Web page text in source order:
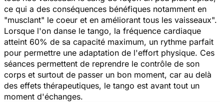
ce qui a des conséquences bénéfiques notamment en
"musclant" le coeur et en améliorant tous les vaisseaux".
Lorsque l'on danse le tango, la fréquence cardiaque
atteint 60% de sa capacité maximum, un rythme parfait
pour permettre une adaptation de l'effort physique. Ces
séances permettent de reprendre le contrôle de son
corps et surtout de passer un bon moment, car au delà
des effets thérapeutiques, le tango est avant tout un
moment d'échanges.